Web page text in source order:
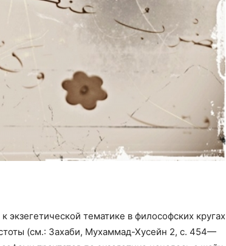
тематике в философских кругах
(см.: Захаби, Мухаммад-Хусейн 2, с. 454—